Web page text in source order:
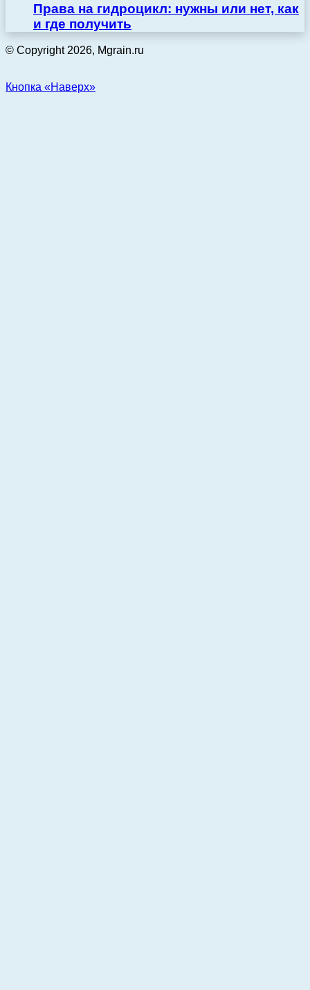
Права на гидроцикл: нужны или нет, как
и где получить
© Copyright 2026, Mgrain.ru
Кнопка «Наверх»